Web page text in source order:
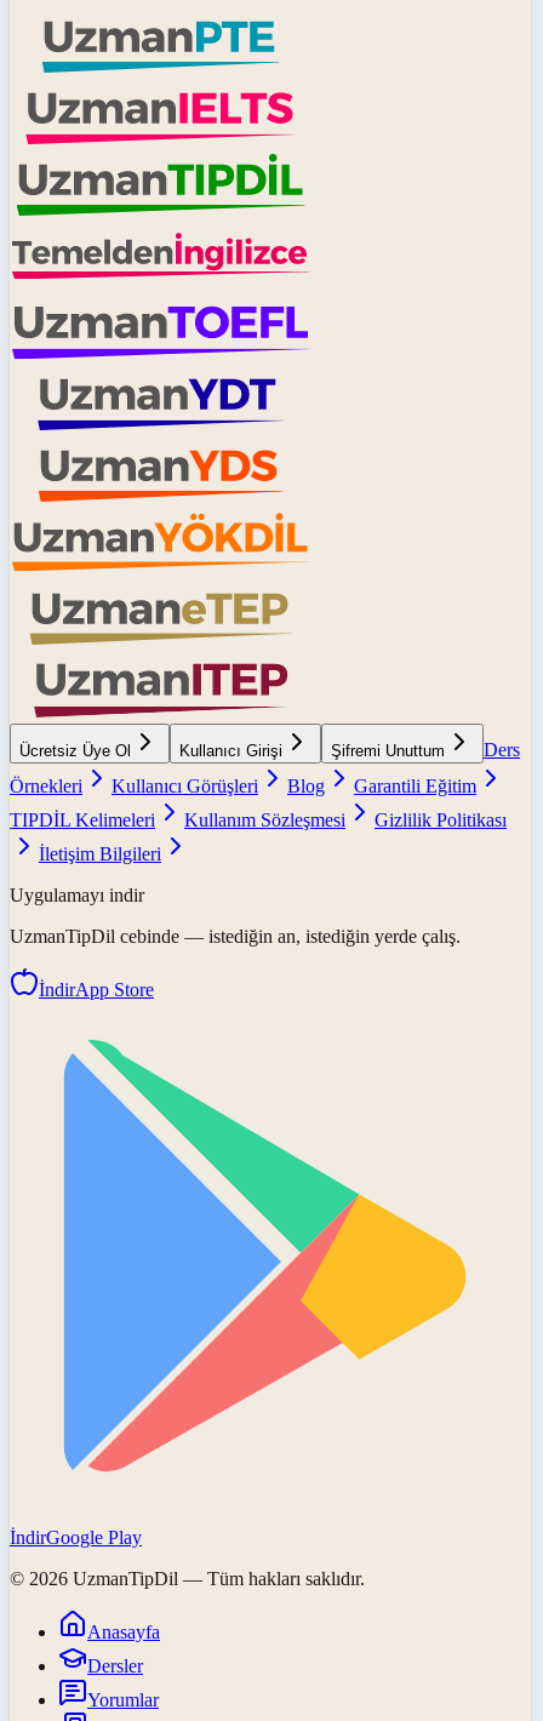
Ücretsiz Üye Ol Kullanıcı Girişi Şifremi Unuttum
Ders
Örnekleri
Kullanıcı Görüşleri Blog
Garantili Eğitim
TIPDİL Kelimeleri
Kullanım Sözleşmesi
Gizlilik Politikası
İletişim Bilgileri
Uygulamayı indir
UzmanTipDil cebinde — istediğin an, istediğin yerde çalış.
İndirApp Store
İndirGoogle Play
© 2026 UzmanTipDil — Tüm hakları saklıdır.
Anasayfa
Dersler
Yorumlar